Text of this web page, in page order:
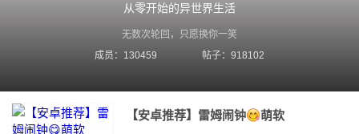
从零开始的异世界生活
无数次轮回，只愿换你一笑
成员：130459
帖子：918102
【安卓推荐】雷姆闹钟 萌软